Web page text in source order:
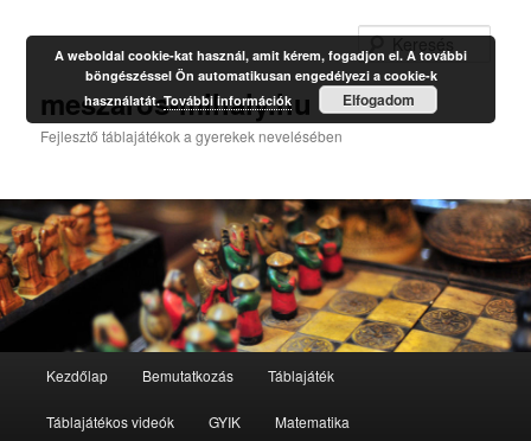
meszaros-mihaly.hu
Fejlesztő táblajátékok a gyerekek nevelésében
Tovább
az
Kezdőlap Bemutatkozás Táblajáték
Táblajátékos videók GYIK Matematika
A weboldal cookie-kat használ, amit kérem, fogadjon el. A további
böngészéssel Ön automatikusan engedélyezi a cookie-k
használatát.További információk Elfogadom